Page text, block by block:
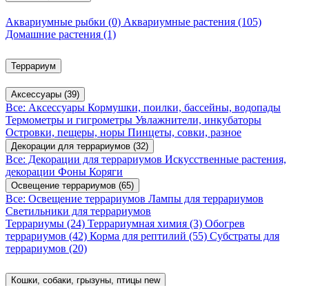
Аквариумные рыбки (0) Аквариумные растения (105)
Домашние растения (1)
Террариум
Аксессуары (39)
Все: Аксессуары Кормушки, поилки, бассейны, водопады
Термометры и гигрометры Увлажнители, инкубаторы
Островки, пещеры, норы Пинцеты, совки, разное
Декорации для террариумов (32)
Все: Декорации для террариумов Искусственные растения,
декорации Фоны Коряги
Освещение террариумов (65)
Все: Освещение террариумов Лампы для террариумов
Светильники для террариумов
Террариумы (24) Террариумная химия (3) Обогрев
террариумов (42) Корма для рептилий (55) Субстраты для
террариумов (20)
Кошки, собаки, грызуны, птицы new